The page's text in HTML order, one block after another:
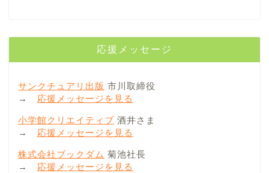
応援メッセージ
サンクチュアリ出版 市川取締役
→ 応援メッセージを見る
小学館クリエイティブ 酒井さま
→ 応援メッセージを見る
株式会社ブックダム 菊池社長
→ 応援メッセージを見る